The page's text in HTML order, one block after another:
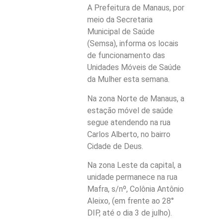
A Prefeitura de Manaus, por
meio da Secretaria
Municipal de Saúde
(Semsa), informa os locais
de funcionamento das
Unidades Móveis de Saúde
da Mulher esta semana.
Na zona Norte de Manaus, a
estação móvel de saúde
segue atendendo na rua
Carlos Alberto, no bairro
Cidade de Deus.
Na zona Leste da capital, a
unidade permanece na rua
Mafra, s/nº, Colônia Antônio
Aleixo, (em frente ao 28°
DIP, até o dia 3 de julho).